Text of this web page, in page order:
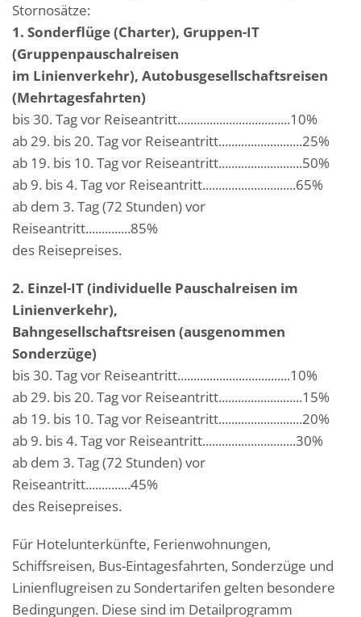
Stornosätze:
1. Sonderflüge (Charter), Gruppen-IT
(Gruppenpauschalreisen
im Linienverkehr), Autobusgesellschaftsreisen
(Mehrtagesfahrten)
bis 30. Tag vor Reiseantritt...................................10%
ab 29. bis 20. Tag vor Reiseantritt..........................25%
ab 19. bis 10. Tag vor Reiseantritt..........................50%
ab 9. bis 4. Tag vor Reiseantritt.............................65%
ab dem 3. Tag (72 Stunden) vor
Reiseantritt..............85%
des Reisepreises.
2. Einzel-IT (individuelle Pauschalreisen im
Linienverkehr),
Bahngesellschaftsreisen (ausgenommen
Sonderzüge)
bis 30. Tag vor Reiseantritt...................................10%
ab 29. bis 20. Tag vor Reiseantritt..........................15%
ab 19. bis 10. Tag vor Reiseantritt..........................20%
ab 9. bis 4. Tag vor Reiseantritt.............................30%
ab dem 3. Tag (72 Stunden) vor
Reiseantritt..............45%
des Reisepreises.
Für Hotelunterkünfte, Ferienwohnungen,
Schiffsreisen, Bus-Eintagesfahrten, Sonderzüge und
Linienflugreisen zu Sondertarifen gelten besondere
Bedingungen. Diese sind im Detailprogramm